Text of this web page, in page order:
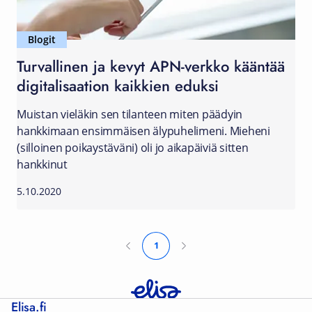
Blogit
Turvallinen ja kevyt APN-verkko kääntää
digitalisaation kaikkien eduksi
Muistan vieläkin sen tilanteen miten päädyin
hankkimaan ensimmäisen älypuhelimeni. Mieheni
(silloinen poikaystäväni) oli jo aikapäiviä sitten
hankkinut
5.10.2020
1
Elisa.fi